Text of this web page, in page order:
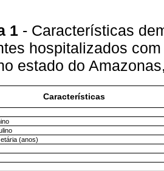
1 - Características
hospitalizados
estado do
Características
(anos)